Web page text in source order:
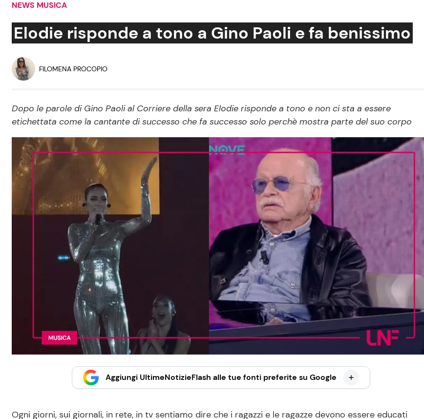
Social News
Moda e Style
Mondo Mamma
Salute
Dolci
Le Ricette in TV
Primi Piatti
Ricette Facili e Veloci
Ricette Feste
Ricette per Bambini
NEWS MUSICA
Elodie risponde a tono a Gino Paoli e fa benissimo
FILOMENA PROCOPIO
Dopo le parole di Gino Paoli al Corriere della sera Elodie risponde a tono e non ci sta a essere
etichettata come la cantante di successo che fa successo solo perchè mostra parte del suo corpo
Aggiungi UltimeNotizieFlash alle tue fonti preferite su Google
Ogni giorni, sui giornali, in rete, in tv sentiamo dire che i ragazzi e le ragazze devono essere educati